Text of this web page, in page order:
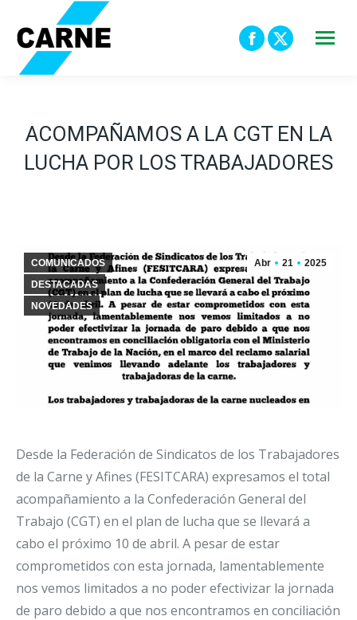
Facebook
in
new
X
in
new
ACOMPAÑAMOS A LA CGT EN LA
LUCHA POR LOS TRABAJADORES
Abr 21 2025
COMUNICADOS
DESTACADAS
NOVEDADES
Desde la Federación de Sindicatos de los Trabajadores
de la Carne y Afines (FESITCARA) expresamos el total
acompañamiento a la Confederación General del
Trabajo (CGT) en el plan de lucha que se llevará a
cabo el próximo 10 de abril. A pesar de estar
comprometidos con esta jornada, lamentablemente
nos vemos limitados a no poder efectivizar la jornada
de paro debido a que nos encontramos en conciliación